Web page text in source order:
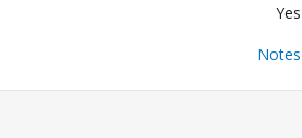
Yes
Notes